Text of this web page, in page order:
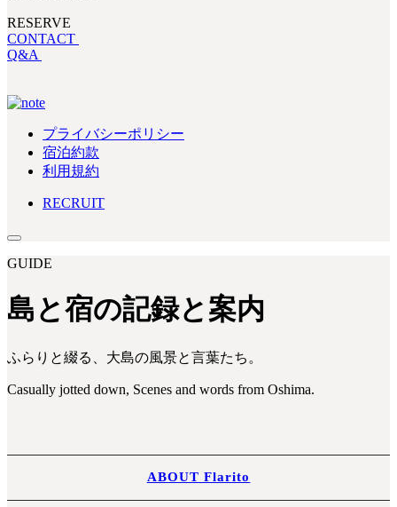
RESERVE
CONTACT
Q&A
プライバシーポリシー
宿泊約款
利用規約
RECRUIT
GUIDE
島と宿の記録と案内
ふらりと綴る、大島の風景と言葉たち。
Casually jotted down, Scenes and words from Oshima.
ABOUT Flarito